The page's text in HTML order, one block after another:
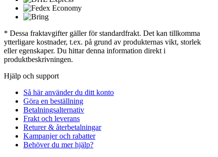
* Dessa fraktavgifter gäller för standardfrakt. Det kan tillkomma
ytterligare kostnader, t.ex. på grund av produkternas vikt, storlek
eller egenskaper. Du hittar denna information direkt i
produktbeskrivningen.
Hjälp och support
Så här använder du ditt konto
Göra en beställning
Betalningsalternativ
Frakt och leverans
Returer & återbetalningar
Kampanjer och rabatter
Behöver du mer hjälp?